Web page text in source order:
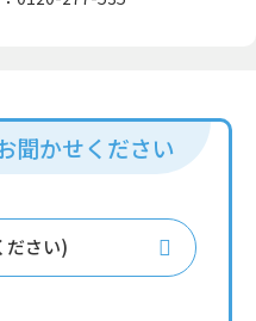
聞かせください
ださい)